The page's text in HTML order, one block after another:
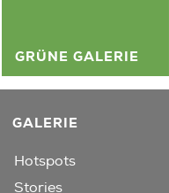
GRÜNE GALERIE
GALERIE
Hotspots
Stories